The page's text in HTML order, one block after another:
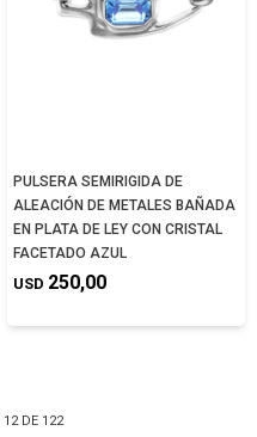
PULSERA SEMIRIGIDA DE
ALEACIÓN DE METALES BAÑADA
EN PLATA DE LEY CON CRISTAL
FACETADO AZUL
USD 250,00
12DE 122